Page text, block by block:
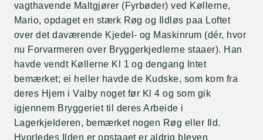
vagthavende Maltgjører (Fyrbøder) ved Køllerne,
Mario, opdaget en stærk Røg og Ildløs paa Loftet
over det daværende Kjedel- og Maskinrum (dér, hvor
nu Forvarmeren over Bryggerkjedlerne staaer). Han
havde vendt Køllerne Kl 1 og dengang Intet
bemærket; ei heller havde de Kudske, som kom fra
deres Hjem i Valby noget før Kl 4 og som gik
igjennem Bryggeriet til deres Arbeide i
Lagerkjelderen, bemærket nogen Røg eller Ild.
Hvorledes Ilden er opstaaet er aldrig bleven